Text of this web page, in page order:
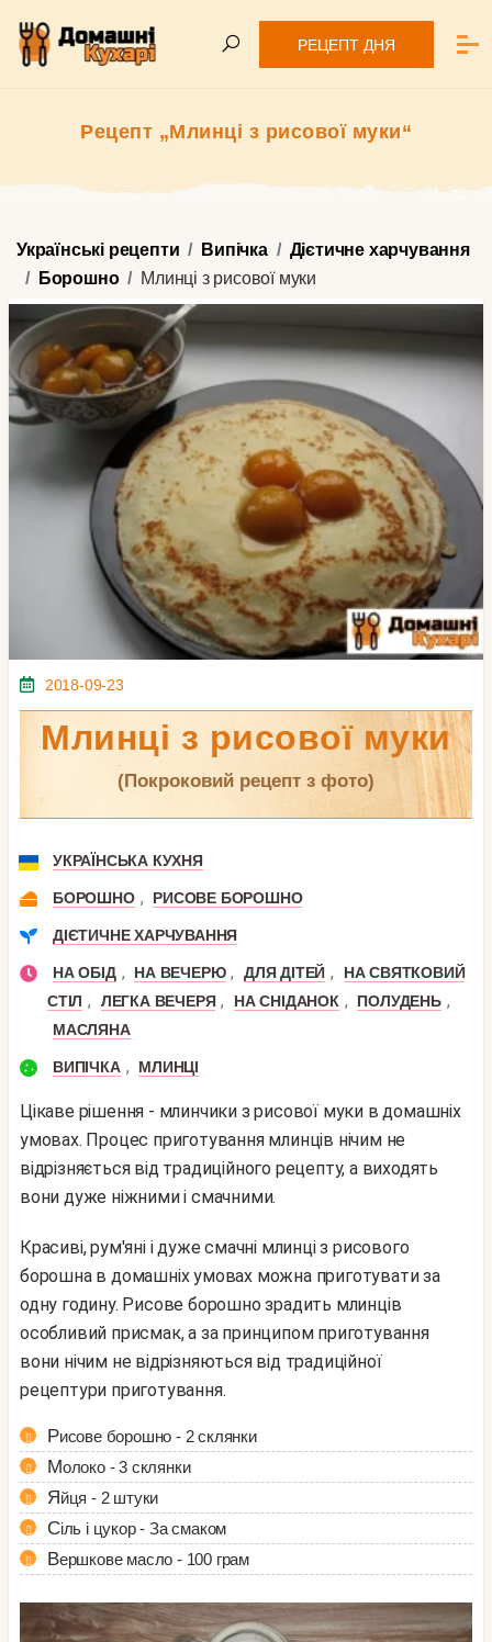
РЕЦЕПТ ДНЯ
Рецепт „Млинці з рисової муки“
Українські рецепти Випічка
Дієтичне харчування
Борошно
Млинці з рисової муки
2018-09-23
Млинці з рисової муки
(покроковий рецепт з фото)
УКРАЇНСЬКА КУХНЯ
БОРОШНО , РИСОВЕ БОРОШНО
ДІЄТИЧНЕ ХАРЧУВАННЯ
НА ОБІД , НА ВЕЧЕРЮ , ДЛЯ ДІТЕЙ ,
НА СВЯТКОВИЙ
СТІЛ , ЛЕГКА ВЕЧЕРЯ , НА СНІДАНОК , ПОЛУДЕНЬ ,
МАСЛЯНА
ВИПІЧКА , МЛИНЦІ
Цікаве рішення - млинчики з рисової муки в домашніх
умовах. Процес приготування млинців нічим не
відрізняється від традиційного рецепту, а виходять
вони дуже ніжними і смачними.
Красиві, рум'яні і дуже смачні млинці з рисового
борошна в домашніх умовах можна приготувати за
одну годину. Рисове борошно зрадить млинців
особливий присмак, а за принципом приготування
вони нічим не відрізняються від традиційної
рецептури приготування.
Рисове борошно - 2 склянки
Молоко - 3 склянки
Яйця - 2 штуки
Сіль і цукор - За смаком
Вершкове масло - 100 грам